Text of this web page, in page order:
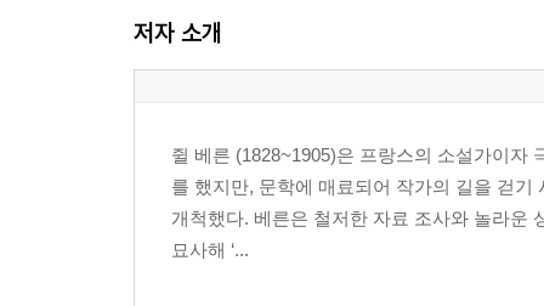
CHAPTER XII. IN WHICH PHILEAS FOGG AND
CHAPTER XIII. IN WHICH PASSEPARTOUT
CHAPTER XV. IN WHICH THE BAG OF
CHAPTER XVI. IN WHICH FIX DOES NOT
CHAPTER XVII. SHOWING WHAT HAPPENED
CHAPTER XVIII. IN WHICH PHILEAS FOGG,
저자 소개
쥘 베른 (1828~1905)은 프랑스의 소설가이자
를 했지만, 문학에 매료되어 작가의 길을 걷
개척했다. 베른은 철저한 자료 조사와 놀라운
묘사해 ‘...